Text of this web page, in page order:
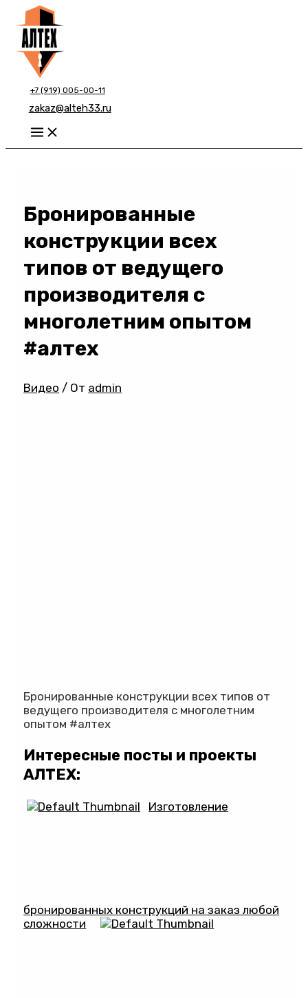
Перейти
содержимому
+7 (919) 005-00-11
zakaz@alteh33.ru
Main
Menu
Бронированные
конструкции всех
типов от ведущего
производителя с
многолетним опытом
#алтех
Видео / От admin
Бронированные конструкции всех типов от
ведущего производителя с многолетним
опытом #алтех
Интересные посты и проекты
АЛТЕХ:
Изготовление
бронированных конструкций на заказ любой
сложности